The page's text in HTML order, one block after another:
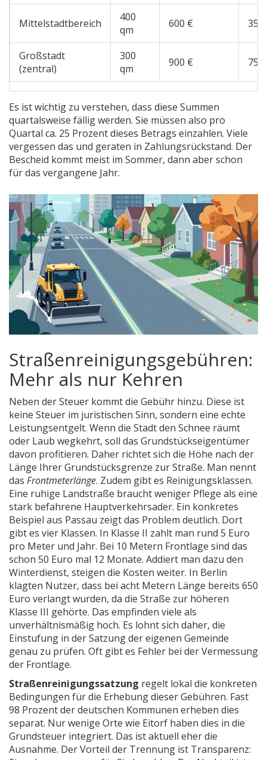
Mittelstadtbereich
400
qm
600 € 350
Großstadt
(zentral)
300
qm
900 € 750
Es ist wichtig zu verstehen, dass diese Summen
quartalsweise fällig werden. Sie müssen also pro
Quartal ca. 25 Prozent dieses Betrags einzahlen. Viele
vergessen das und geraten in Zahlungsrückstand. Der
Bescheid kommt meist im Sommer, dann aber schon
für das vergangene Jahr.
Straßenreinigungsgebühren:
Mehr als nur Kehren
Neben der Steuer kommt die Gebühr hinzu. Diese ist
keine Steuer im juristischen Sinn, sondern eine echte
Leistungsentgelt. Wenn die Stadt den Schnee räumt
oder Laub wegkehrt, soll das Grundstückseigentümer
davon profitieren. Daher richtet sich die Höhe nach der
Länge Ihrer Grundstücksgrenze zur Straße. Man nennt
das Frontmeterlänge. Zudem gibt es Reinigungsklassen.
Eine ruhige Landstraße braucht weniger Pflege als eine
stark befahrene Hauptverkehrsader. Ein konkretes
Beispiel aus Passau zeigt das Problem deutlich. Dort
gibt es vier Klassen. In Klasse II zahlt man rund 5 Euro
pro Meter und Jahr. Bei 10 Metern Frontlage sind das
schon 50 Euro mal 12 Monate. Addiert man dazu den
Winterdienst, steigen die Kosten weiter. In Berlin
klagten Nutzer, dass bei acht Metern Länge bereits 650
Euro verlangt wurden, da die Straße zur höheren
Klasse III gehörte. Das empfinden viele als
unverhältnismäßig hoch. Es lohnt sich daher, die
Einstufung in der Satzung der eigenen Gemeinde
genau zu prüfen. Oft gibt es Fehler bei der Vermessung
der Frontlage.
Straßenreinigungssatzung regelt lokal die konkreten
Bedingungen für die Erhebung dieser Gebühren. Fast
98 Prozent der deutschen Kommunen erheben dies
separat. Nur wenige Orte wie Eitorf haben dies in die
Grundsteuer integriert. Das ist aktuell eher die
Ausnahme. Der Vorteil der Trennung ist Transparenz: